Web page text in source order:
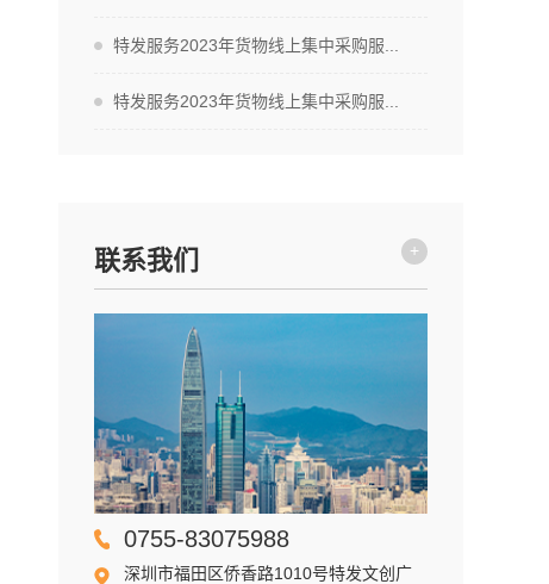
特发服务2023年货物线上集中采购服...
特发服务2023年货物线上集中采购服...
联系我们 +
0755-83075988
深圳市福田区侨香路1010号特发文创广